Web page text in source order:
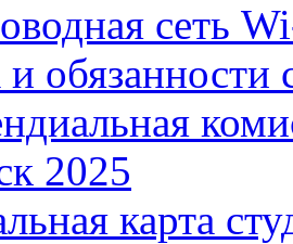
сеть
обязанности
2025
карта